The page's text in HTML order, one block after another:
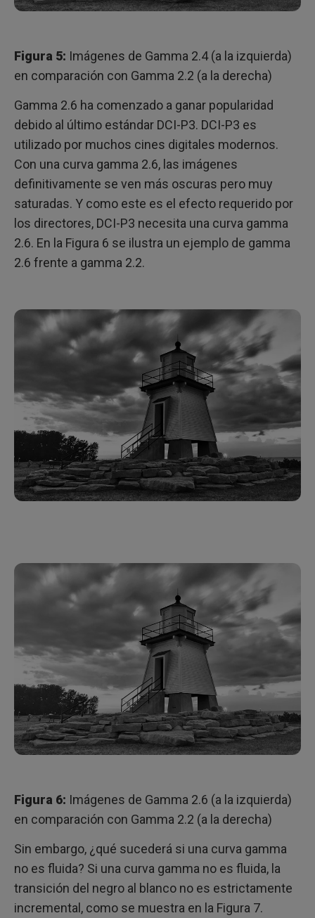
Figura 5: Imágenes de Gamma 2.4 (a la izquierda)
en comparación con Gamma 2.2 (a la derecha)
Gamma 2.6 ha comenzado a ganar popularidad
debido al último estándar DCI-P3. DCI-P3 es
utilizado por muchos cines digitales modernos.
Con una curva gamma 2.6, las imágenes
definitivamente se ven más oscuras pero muy
saturadas. Y como este es el efecto requerido por
los directores, DCI-P3 necesita una curva gamma
2.6. En la Figura 6 se ilustra un ejemplo de gamma
2.6 frente a gamma 2.2.
Figura 6: Imágenes de Gamma 2.6 (a la izquierda)
en comparación con Gamma 2.2 (a la derecha)
Sin embargo, ¿qué sucederá si una curva gamma
no es fluida? Si una curva gamma no es fluida, la
transición del negro al blanco no es estrictamente
incremental, como se muestra en la Figura 7.